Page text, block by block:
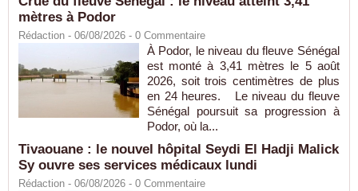
mètres à Podor
Rédaction - 06/08/2026 - 0 Commentaire
À Podor, le niveau du fleuve Sénégal
est monté à 3,41 mètres le 5 août
2026, soit trois centimètres de plus
en 24 heures. Le niveau du fleuve
Sénégal poursuit sa progression à
Podor, où la...
Tivaouane : le nouvel hôpital Seydi El Hadji Malick
Sy ouvre ses services médicaux lundi
Rédaction - 06/08/2026 - 0 Commentaire